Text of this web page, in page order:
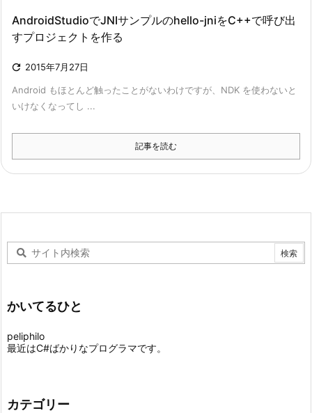
AndroidStudioでJNIサンプルのhello-jniをC++で呼び出
すプロジェクトを作る
 2015年7月27日
Android もほとんど触ったことがないわけですが、NDK を使わないと
いけなくなってし ...
記事を読む
かいてるひと
peliphilo
最近はC#ばかりなプログラマです。
カテゴリー